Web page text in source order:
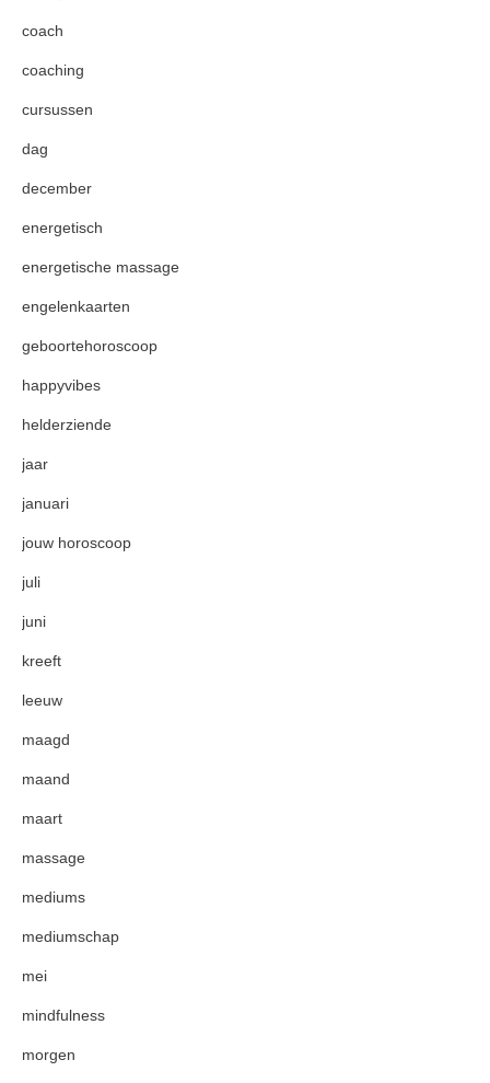
coach
coaching
cursussen
dag
december
energetisch
energetische massage
engelenkaarten
geboortehoroscoop
happyvibes
helderziende
jaar
januari
jouw horoscoop
juli
juni
kreeft
leeuw
maagd
maand
maart
massage
mediums
mediumschap
mei
mindfulness
morgen